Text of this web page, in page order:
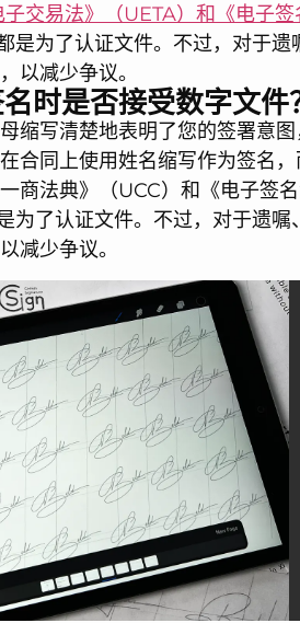
子交易法》（UETA）和《电子签
是为了认证文件。不过，对于
以减少争议。
时是否接受数字文件
缩写清楚地表明了您的签署意
合同上使用姓名缩写作为签名
商法典》（UCC）和《电子签
为了认证文件。不过，对于遗
减少争议。